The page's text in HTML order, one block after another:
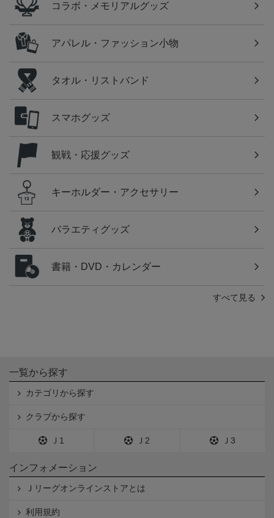
コラボ・メモリアルグッズ
アパレル・ファッション小物
タオル・リストバンド
スマホグッズ
観戦・応援グッズ
キーホルダー・アクセサリー
バラエティグッズ
書籍・DVD・カレンダー
すべて見る
一覧から探す
カテゴリから探す
クラブから探す
Ｊ1 Ｊ2 Ｊ3
インフォメーション
Ｊリーグオンラインストアとは
利用規約